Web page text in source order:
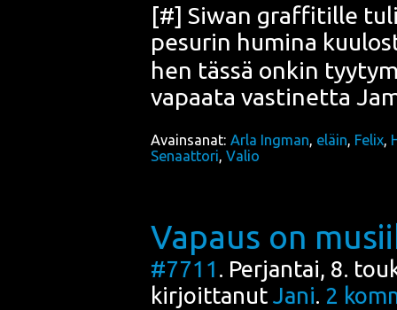
[#] Siwan graf­fi­til­le
pe­su­rin humi­na
hen täs­sä onkin
vapaa­ta vas­ti­net­ta
Avainsanat: Arla Ingman, eläin, Felix,
Senaattori, Valio
Vapaus on
#7711 . Perjantai, 8.
kirjoittanut Jani. 2